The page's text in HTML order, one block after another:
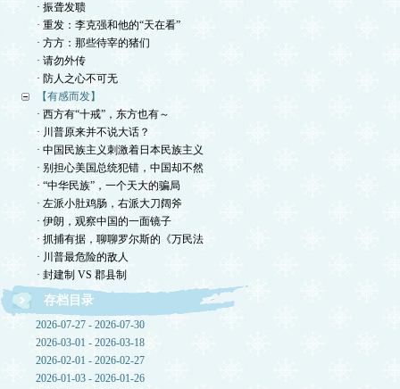
· 振聋发聩
· 重发：李克强和他的“天在看”
· 方方：那些待宰的猪们
· 请勿外传
· 防人之心不可无
【有感而发】
· 西方有“十戒”，东方也有～
· 川普原来并不说大话？
· 中国民族主义刺激着日本民族主义
· 别担心美国总统犯错，中国却不然
· “中华民族”，一个天大的骗局
· 左派小肚鸡肠，右派大刀阔斧
· 伊朗，观察中国的一面镜子
· 抓捕有据，聊聊罗尔斯的《万民法
· 川普最危险的敌人
· 封建制 VS 郡县制
存档目录
2026-07-27 - 2026-07-30
2026-03-01 - 2026-03-18
2026-02-01 - 2026-02-27
2026-01-03 - 2026-01-26